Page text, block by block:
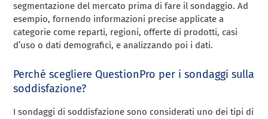
segmentazione del mercato prima di fare il sondaggio. Ad
esempio, fornendo informazioni precise applicate a
categorie come reparti, regioni, offerte di prodotti, casi
d’uso o dati demografici, e analizzando poi i dati.
Perché scegliere QuestionPro per i sondaggi sulla
soddisfazione?
I sondaggi di soddisfazione sono considerati uno dei tipi di